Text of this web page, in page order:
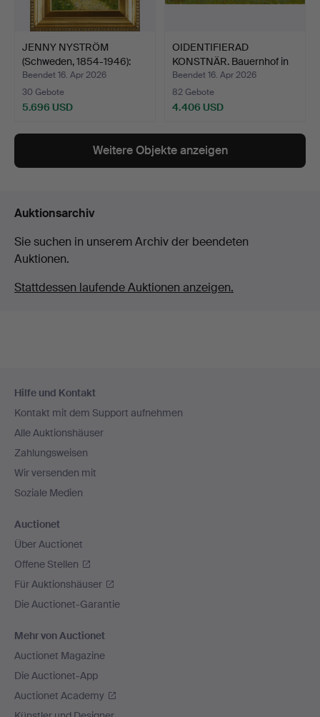
JENNY NYSTRÖM
(Schweden, 1854-1946):
Somme…
Beendet 16. Apr 2026
30 Gebote
5.696 USD
OIDENTIFIERAD
KONSTNÄR. Bauernhof in
Somme…
Beendet 16. Apr 2026
82 Gebote
4.406 USD
Weitere Objekte anzeigen
Auktionsarchiv
Sie suchen in unserem Archiv der beendeten
Auktionen.
Stattdessen laufende Auktionen anzeigen.
Navigation
Hilfe und Kontakt
Kontakt mit dem Support aufnehmen
Alle Auktionshäuser
Zahlungsweisen
Wir versenden mit
Soziale Medien
Auctionet
Über Auctionet
Offene Stellen
Für Auktionshäuser
Die Auctionet-Garantie
Mehr von Auctionet
Auctionet Magazine
Die Auctionet-App
Auctionet Academy